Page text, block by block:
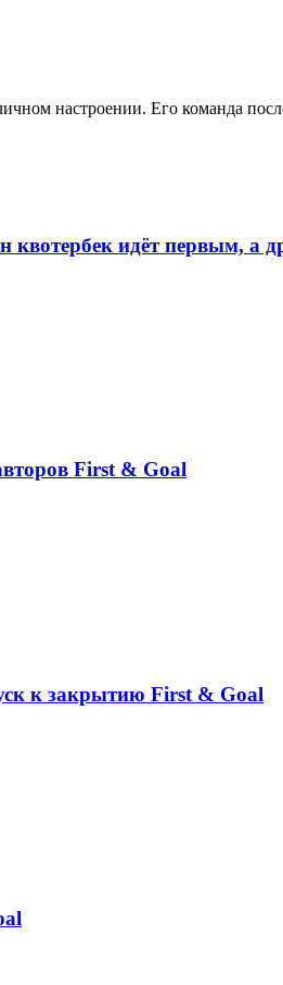
настроении. Его команда
идёт первым, а
First & Goal
к закрытию First & Goal